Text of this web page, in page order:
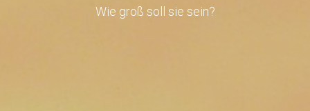
Wie groß soll sie sein?